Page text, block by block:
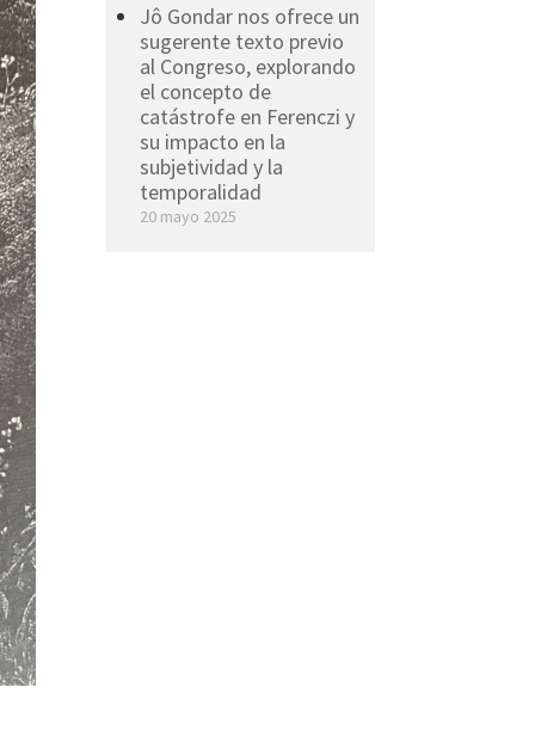
Jô Gondar nos ofrece un
sugerente texto previo
al Congreso, explorando
el concepto de
catástrofe en Ferenczi y
su impacto en la
subjetividad y la
temporalidad
20 mayo 2025